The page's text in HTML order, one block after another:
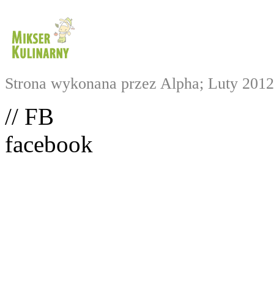
Strona wykonana przez Alpha; Luty 2012
// FB
facebook